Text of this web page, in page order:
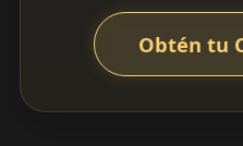
Obtén tu